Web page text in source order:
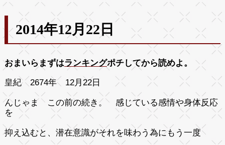
2014年12月22日
おまいらまずはランキングポチしてから読めよ。
皇紀 2674年 12月22日
んじゃま この前の続き。 感じている感情や身体反応
を
抑え込むと、潜在意識がそれを味わう為にもう一度